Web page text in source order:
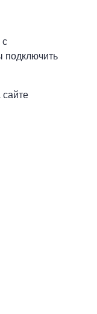
с
подключить